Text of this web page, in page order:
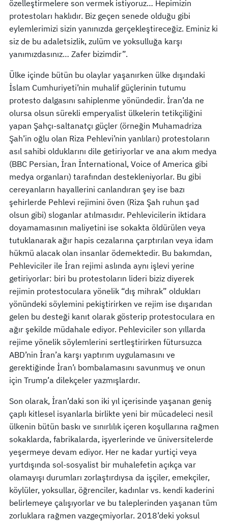
özelleştirmelere son vermek istiyoruz… Hepimizin
protestoları haklıdır. Biz geçen senede olduğu gibi
eylemlerimizi sizin yanınızda gerçekleştireceğiz. Eminiz ki
siz de bu adaletsizlik, zulüm ve yoksulluğa karşı
yanımızdasınız… Zafer bizimdir”.
Ülke içinde bütün bu olaylar yaşanırken ülke dışındaki
İslam Cumhuriyeti’nin muhalif güçlerinin tutumu
protesto dalgasını sahiplenme yönündedir. İran’da ne
olursa olsun sürekli emperyalist ülkelerin tetikçiliğini
yapan Şahçı-saltanatçı güçler (örneğin Muhamadriza
Şah’in oğlu olan Riza Pehlevi’nin yanlıları) protestoların
asıl sahibi olduklarını dile getiriyorlar ve ana akım medya
(BBC Persian, İran İnternational, Voice of America gibi
medya organları) tarafından destekleniyorlar. Bu gibi
cereyanların hayallerini canlandıran şey ise bazı
şehirlerde Pehlevi rejimini öven (Riza Şah ruhun şad
olsun gibi) sloganlar atılmasıdır. Pehlevicilerin iktidara
doyamamasının maliyetini ise sokakta öldürülen veya
tutuklanarak ağır hapis cezalarına çarptırılan veya idam
hükmü alacak olan insanlar ödemektedir. Bu bakımdan,
Pehleviciler ile İran rejimi aslında aynı işlevi yerine
getiriyorlar: biri bu protestoların lideri biziz diyerek
rejimin protestoculara yönelik “dış mihrak” oldukları
yönündeki söylemini pekiştirirken ve rejim ise dışarıdan
gelen bu desteği kanıt olarak gösterip protestoculara en
ağır şekilde müdahale ediyor. Pehleviciler son yıllarda
rejime yönelik söylemlerini sertleştirirken fütursuzca
ABD’nin İran’a karşı yaptırım uygulamasını ve
gerektiğinde İran’ı bombalamasını savunmuş ve onun
için Trump’a dilekçeler yazmışlardır.
Son olarak, İran’daki son iki yıl içerisinde yaşanan geniş
çaplı kitlesel isyanlarla birlikte yeni bir mücadeleci nesil
ülkenin bütün baskı ve sınırlılık içeren koşullarına rağmen
sokaklarda, fabrikalarda, işyerlerinde ve üniversitelerde
yeşermeye devam ediyor. Her ne kadar yurtiçi veya
yurtdışında sol-sosyalist bir muhalefetin açıkça var
olamayışı durumları zorlaştırdıysa da işçiler, emekçiler,
köylüler, yoksullar, öğrenciler, kadınlar vs. kendi kaderini
belirlemeye çalışıyorlar ve bu taleplerinden yaşanan tüm
zorluklara rağmen vazgeçmiyorlar. 2018’deki yoksul